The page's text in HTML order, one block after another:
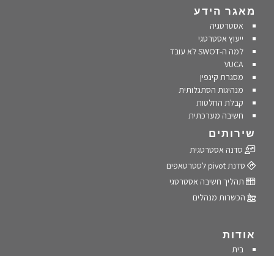
מאגר הידע
אסטרטגיה
ייעוץ אסטרטגי
למה ה-SWOT לא עובד
VUCA
מסגרת קינפין
מנהיגות הסתגלותית
קבלת החלטות
חשיבה מערכתית
שירותים
סדנה אסטרטגית
סדנת pivot לסטרטאפים
תהליך חשיבה אסטרטגי
הכשרות מנהלים
אודות
בית